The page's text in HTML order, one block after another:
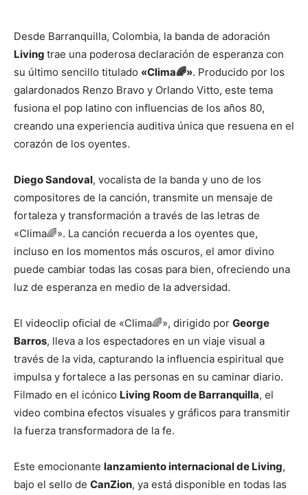
Desde Barranquilla, Colombia, la banda de adoración
Living trae una poderosa declaración de esperanza con
su último sencillo titulado «Clima🌈». Producido por los
galardonados Renzo Bravo y Orlando Vitto, este tema
fusiona el pop latino con influencias de los años 80,
creando una experiencia auditiva única que resuena en el
corazón de los oyentes.
Diego Sandoval, vocalista de la banda y uno de los
compositores de la canción, transmite un mensaje de
fortaleza y transformación a través de las letras de
«Clima🌈». La canción recuerda a los oyentes que,
incluso en los momentos más oscuros, el amor divino
puede cambiar todas las cosas para bien, ofreciendo una
luz de esperanza en medio de la adversidad.
El videoclip oficial de «Clima🌈», dirigido por George
Barros, lleva a los espectadores en un viaje visual a
través de la vida, capturando la influencia espiritual que
impulsa y fortalece a las personas en su caminar diario.
Filmado en el icónico Living Room de Barranquilla, el
video combina efectos visuales y gráficos para transmitir
la fuerza transformadora de la fe.
Este emocionante lanzamiento internacional de Living,
bajo el sello de CanZion, ya está disponible en todas las